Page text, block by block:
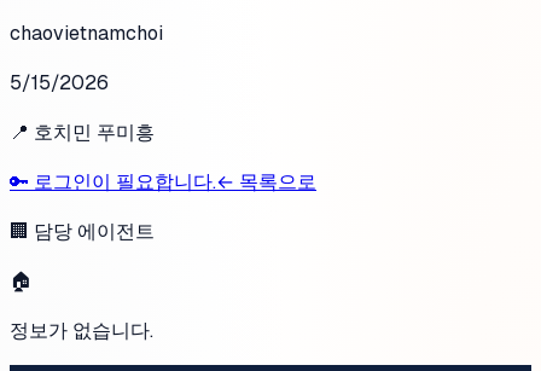
chaovietnamchoi
5/15/2026
📍 호치민 푸미흥
🔑 로그인이 필요합니다.← 목록으로
🏢 담당 에이전트
🏠
정보가 없습니다.